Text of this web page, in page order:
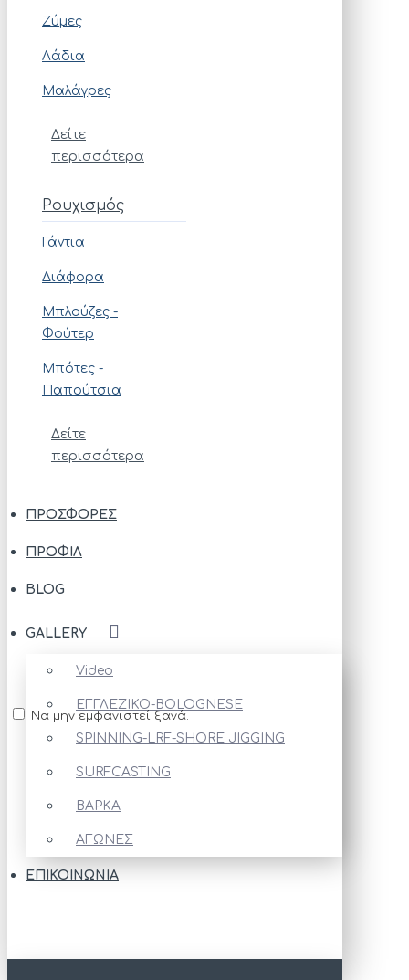
Ζύμες
Λάδια
Μαλάγρες
Δείτε
περισσότερα
Ρουχισμός
Γάντια
Διάφορα
Μπλούζες -
Φούτερ
Μπότες -
Παπούτσια
Δείτε
περισσότερα
ΠΡΟΣΦΟΡΈΣ
ΠΡΟΦΊΛ
BLOG
GALLERY
Video
ΕΓΓΛΕΖΙΚΟ-BOLOGNESE
SPINNING-LRF-SHORE JIGGING
SURFCASTING
ΒΑΡΚΑ
ΑΓΩΝΕΣ
ΕΠΙΚΟΙΝΩΝΊΑ
Να μην εμφανιστεί ξανά.